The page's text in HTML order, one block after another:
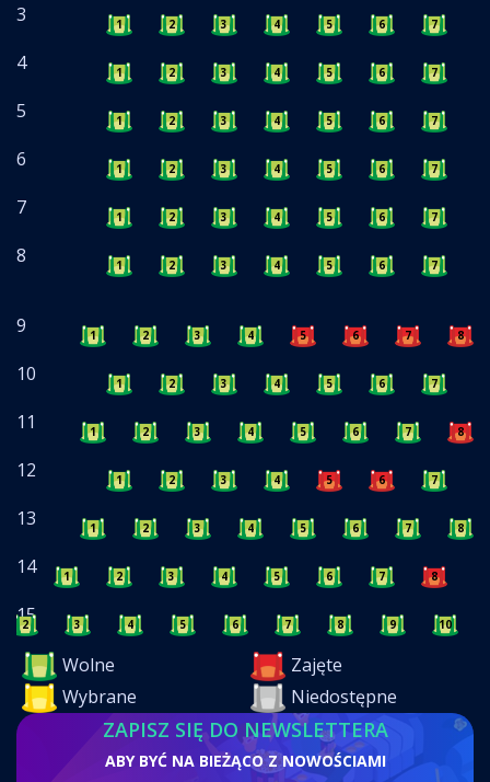
3 1 2 3 4 5 6 7
4 1 2 3 4 5 6 7
5 1 2 3 4 5 6 7
6 1 2 3 4 5 6 7
7 1 2 3 4 5 6 7
8 1 2 3 4 5 6 7
9 1 2 3 4 5 6 7 8
10 1 2 3 4 5 6 7
11 1 2 3 4 5 6 7 8
12 1 2 3 4 5 6 7
13 1 2 3 4 5 6 7 8
14 1 2 3 4 5 6 7 8
15
2 3 4 5 6 7 8 9 10
Wolne
Zajęte
Wybrane
Niedostępne
ZAPISZ SIĘ DO NEWSLETTERA
ABY BYĆ NA BIEŻĄCO Z NOWOŚCIAMI